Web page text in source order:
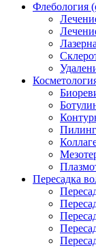
Флебология
Пилинг
Пересадка